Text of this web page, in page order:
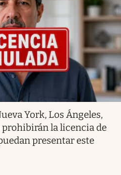
York, Los Ángeles,
la licencia de
presentar este